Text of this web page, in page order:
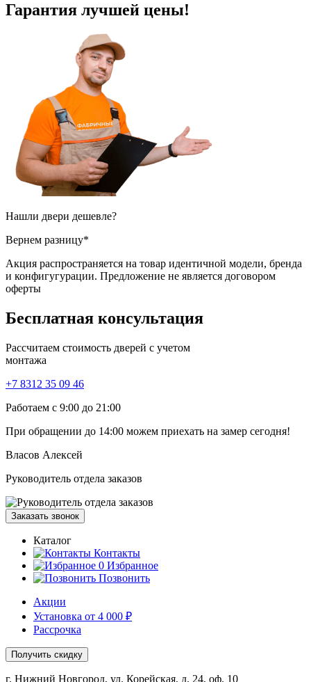
Гарантия лучшей цены!
Нашли двери дешевле?
Вернем разницу*
Акция распространяется на товар идентичной модели, бренда
и конфигугурации. Предложение не является договором
оферты
Бесплатная консультация
Рассчитаем стоимость дверей с учетом
монтажа
+7 8312 35 09 46
Работаем с 9:00 до 21:00
При обращении до 14:00 можем приехать на замер сегодня!
Власов Алексей
Руководитель отдела заказов
Заказать звонок
Каталог
Контакты
0 Избранное
Позвонить
Акции
Установка от 4 000 ₽
Рассрочка
Получить скидку
г. Нижний Новгород, ул. Корейская, д. 24, оф. 10